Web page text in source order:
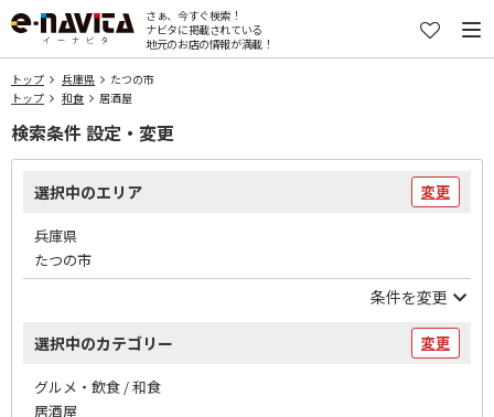
さぁ、今すぐ検索！
ナビタに掲載されている
地元のお店の情報が満載！
トップ 兵庫県
たつの市
トップ
和食 居酒屋
検索条件 設定・変更
選択中のエリア 変更
兵庫県
たつの市
条件を変更
選択中のカテゴリー 変更
グルメ・飲食 / 和食
居酒屋